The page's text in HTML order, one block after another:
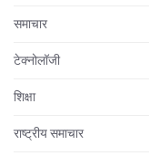
समाचार
टेक्नोलॉजी
शिक्षा
राष्ट्रीय समाचार